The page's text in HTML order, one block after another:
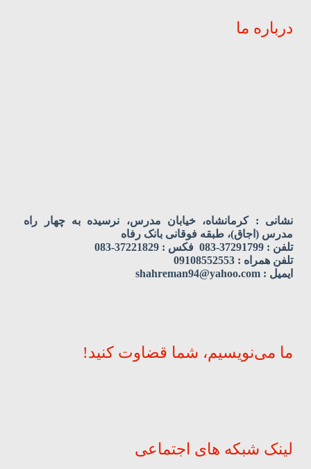
درباره ما
نشانی : کرمانشاه، خیابان مدرس، نرسیده به چهار راه
مدرس (اجاق)، طبقه فوقانی بانک رفاه
تلفن : 37291799-083 فکس : 37221829-083
تلفن همراه : 09108552553
ایمیل : shahreman94@yahoo.com
ما می‌نویسیم، شما قضاوت کنید!
لینک شبکه های اجتماعی